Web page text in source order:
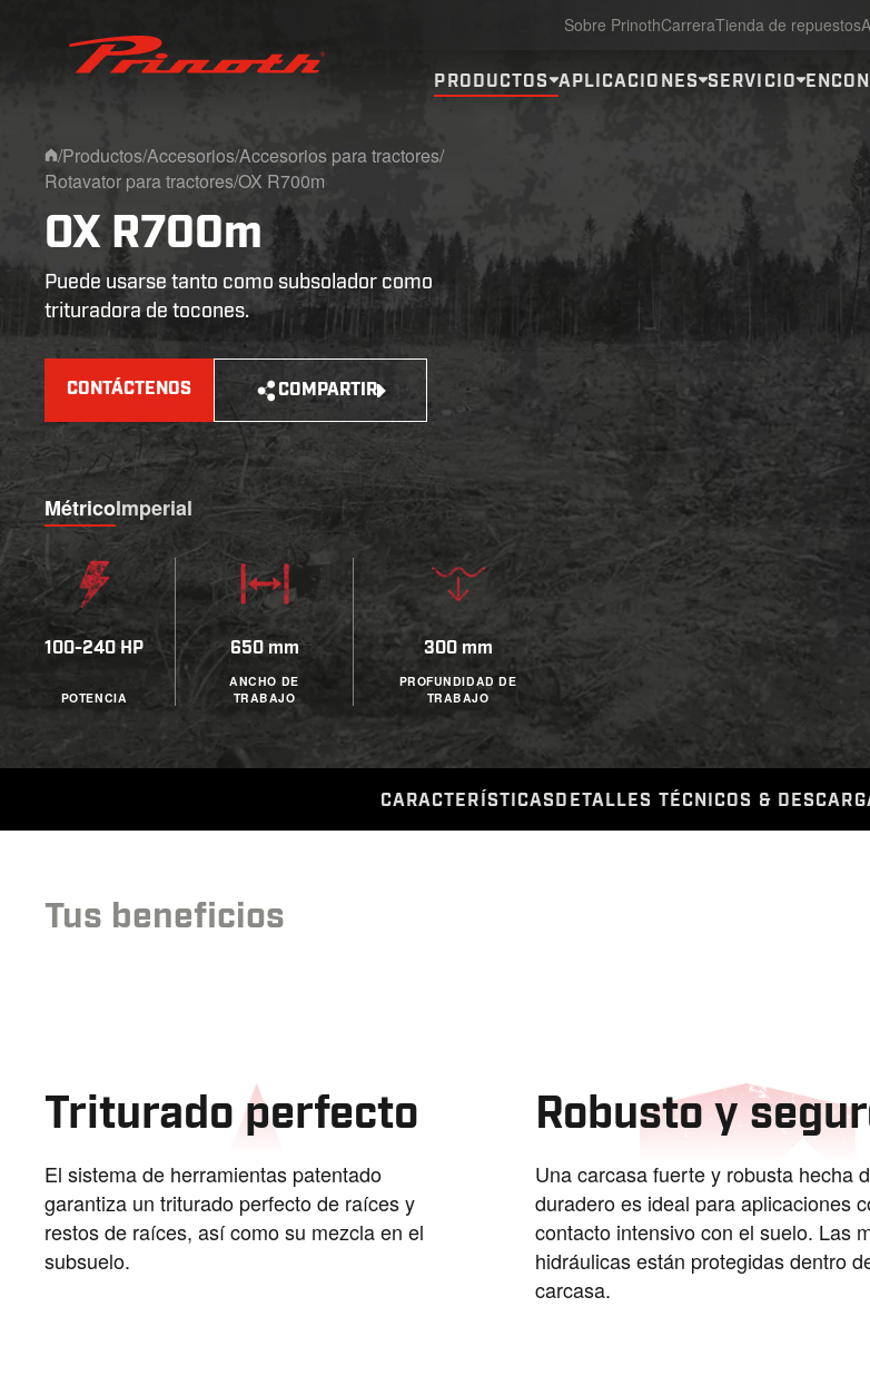
Prinoth - Corporate Website
Sobre PrinothCarreraTienda de repuestos
PRODUCTOS APLICACIONES SERVICIO
Home
/Productos/Accesorios/Accesorios para tractores/
Rotavator para tractores/OX R700m
OX R700m
Puede usarse tanto como subsolador como
trituradora de tocones.
CONTÁCTENOS COMPARTIR
MétricoImperial
POTENCIA
100-240 HP
ANCHO DE
TRABAJO
650 mm
PROFUNDIDAD DE
TRABAJO
300 mm
CARACTERÍSTICASDETALLES TÉCNICOS &
Tus beneficios
Triturado perfecto
El sistema de herramientas patentado
garantiza un triturado perfecto de raíces y
restos de raíces, así como su mezcla en el
subsuelo.
Robusto y
Una carcasa fuerte y robusta hecha
duradero es ideal para aplicaciones
contacto intensivo con el suelo. Las
hidráulicas están protegidas dentro
carcasa.